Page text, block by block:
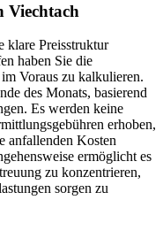
Viechtach
klare Preisstruktur
haben Sie die
Voraus zu kalkulieren.
des Monats, basierend
Es werden keine
erhoben,
anfallenden Kosten
ermöglicht es
zu konzentrieren,
sorgen zu